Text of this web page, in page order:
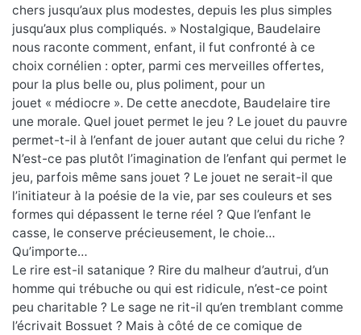
chers jusqu’aux plus modestes, depuis les plus simples
jusqu’aux plus compliqués. » Nostalgique, Baudelaire
nous raconte comment, enfant, il fut confronté à ce
choix cornélien : opter, parmi ces merveilles offertes,
pour la plus belle ou, plus poliment, pour un
jouet « médiocre ». De cette anecdote, Baudelaire tire
une morale. Quel jouet permet le jeu ? Le jouet du pauvre
permet-t-il à l’enfant de jouer autant que celui du riche ?
N’est-ce pas plutôt l’imagination de l’enfant qui permet le
jeu, parfois même sans jouet ? Le jouet ne serait-il que
l’initiateur à la poésie de la vie, par ses couleurs et ses
formes qui dépassent le terne réel ? Que l’enfant le
casse, le conserve précieusement, le choie…
Qu’importe…
Le rire est-il satanique ? Rire du malheur d’autrui, d’un
homme qui trébuche ou qui est ridicule, n’est-ce point
peu charitable ? Le sage ne rit-il qu’en tremblant comme
l’écrivait Bossuet ? Mais à côté de ce comique de